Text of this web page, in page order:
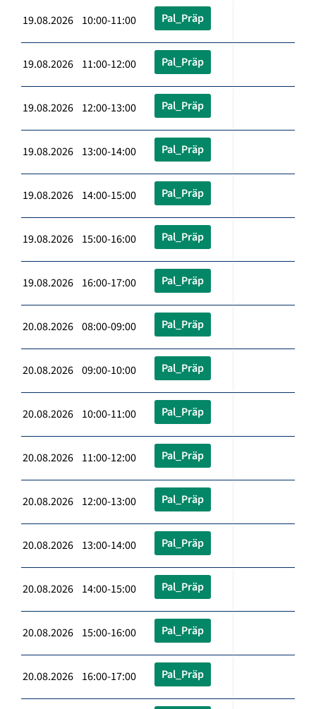
19.08.2026 10:00-11:00 Pal_Präp
19.08.2026 11:00-12:00 Pal_Präp
19.08.2026 12:00-13:00 Pal_Präp
19.08.2026 13:00-14:00 Pal_Präp
19.08.2026 14:00-15:00 Pal_Präp
19.08.2026 15:00-16:00 Pal_Präp
19.08.2026 16:00-17:00 Pal_Präp
20.08.2026 08:00-09:00 Pal_Präp
20.08.2026 09:00-10:00 Pal_Präp
20.08.2026 10:00-11:00 Pal_Präp
20.08.2026 11:00-12:00 Pal_Präp
20.08.2026 12:00-13:00 Pal_Präp
20.08.2026 13:00-14:00 Pal_Präp
20.08.2026 14:00-15:00 Pal_Präp
20.08.2026 15:00-16:00 Pal_Präp
20.08.2026 16:00-17:00 Pal_Präp